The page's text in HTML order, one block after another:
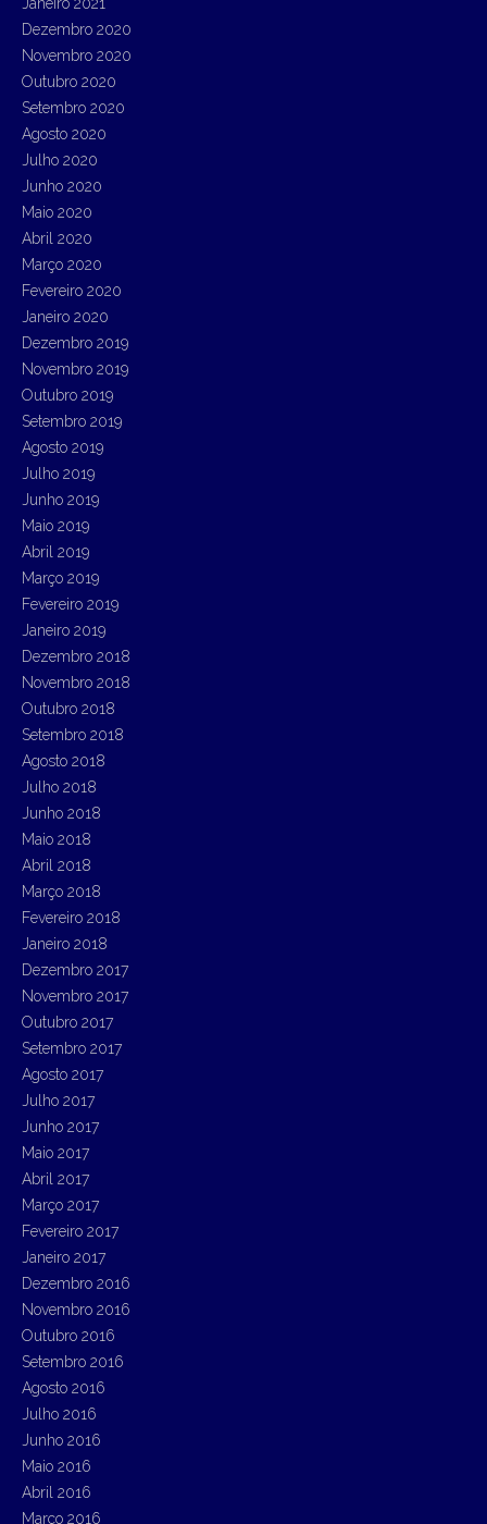
Dezembro 2020
Novembro 2020
Outubro 2020
Setembro 2020
Agosto 2020
Julho 2020
Junho 2020
Maio 2020
Abril 2020
Março 2020
Fevereiro 2020
Janeiro 2020
Dezembro 2019
Novembro 2019
Outubro 2019
Setembro 2019
Agosto 2019
Julho 2019
Junho 2019
Maio 2019
Abril 2019
Março 2019
Fevereiro 2019
Janeiro 2019
Dezembro 2018
Novembro 2018
Outubro 2018
Setembro 2018
Agosto 2018
Julho 2018
Junho 2018
Maio 2018
Abril 2018
Março 2018
Fevereiro 2018
Janeiro 2018
Dezembro 2017
Novembro 2017
Outubro 2017
Setembro 2017
Agosto 2017
Julho 2017
Junho 2017
Maio 2017
Abril 2017
Março 2017
Fevereiro 2017
Janeiro 2017
Dezembro 2016
Novembro 2016
Outubro 2016
Setembro 2016
Agosto 2016
Julho 2016
Junho 2016
Maio 2016
Abril 2016
Março 2016